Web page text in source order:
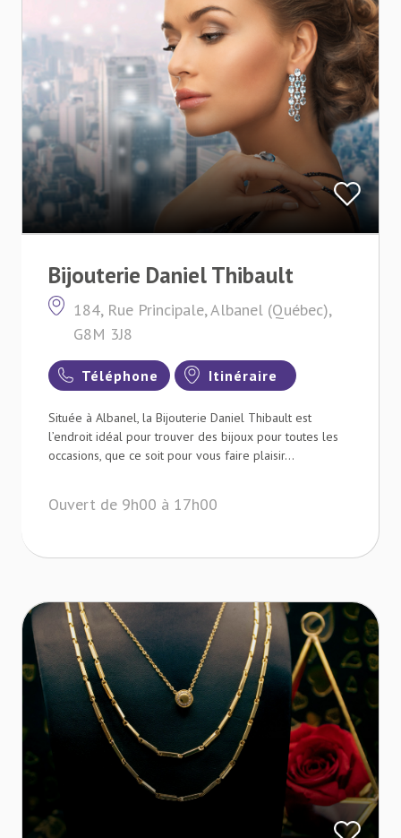
Bijouterie Daniel Thibault
184, Rue Principale, Albanel (Québec),
G8M 3J8
Téléphone Itinéraire
Située à Albanel, la Bijouterie Daniel Thibault est
l’endroit idéal pour trouver des bijoux pour toutes les
occasions, que ce soit pour vous faire plaisir...
Ouvert de 9h00 à 17h00